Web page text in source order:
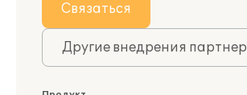
Связаться
Другие внедрения